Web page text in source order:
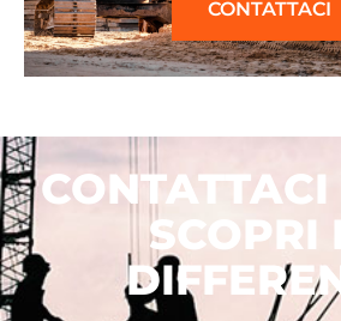
CONTATTACI
CONTATTACI
SCOPRI